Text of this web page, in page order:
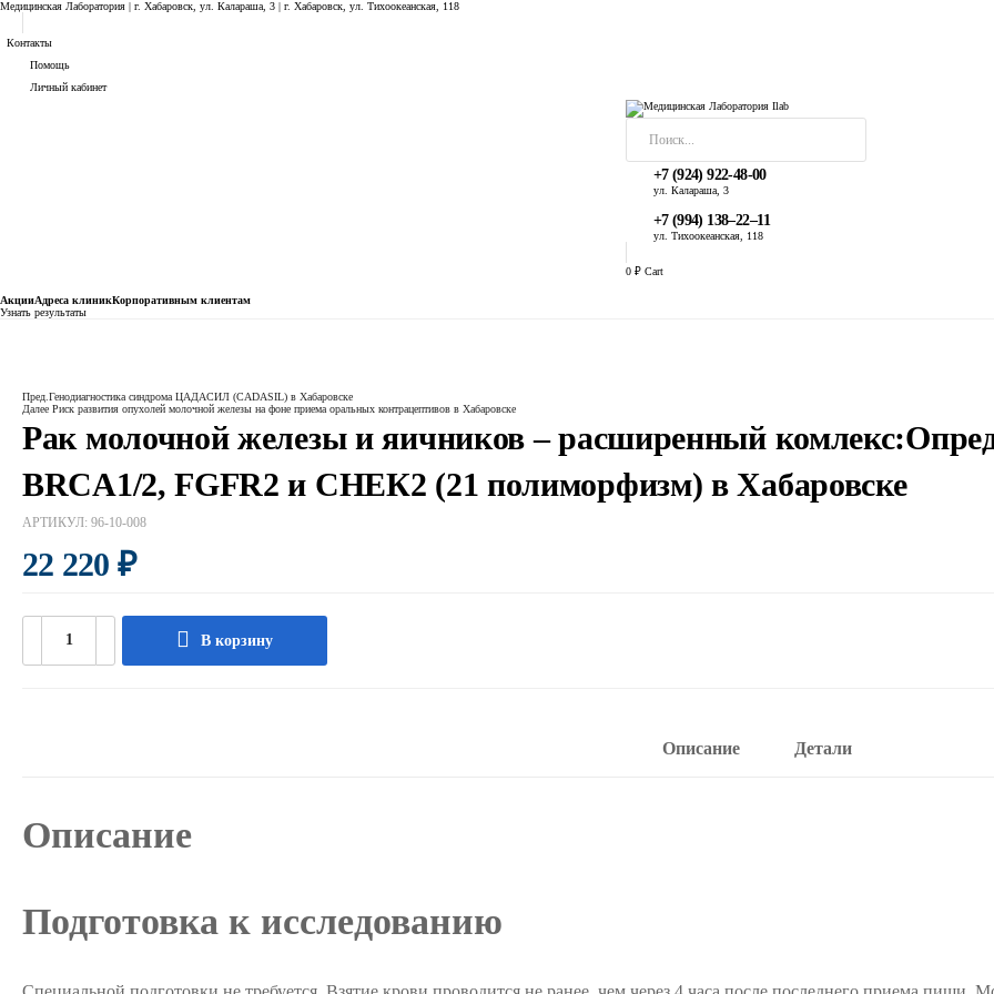
Медицинская Лаборатория | г. Хабаровск, ул. Калараша, 3 | г. Хабаровск, ул. ​Тихоокеанская, 118
Контакты
Помощь
Личный кабинет
+7 (924) 922-48-00
ул. ​Калараша, 3
+7 (994) 138‒22‒11
ул. ​Тихоокеанская, 118
0 ₽ Cart
АкцииАдреса клиникКoрпоративным клиентам
Узнать результаты
Пред. Генодиагностика синдрома ЦАДАСИЛ (CADASIL) в Хабаровске
Далее Риск развития опухолей молочной железы на фоне приема оральных контрацептивов в Хабаровске
Рак молочной железы и яичников – расширенный
BRCA1/2, FGFR2 и СНЕК2 (21 полиморфизм) в Хабаровске
АРТИКУЛ: 96-10-008
22 220 ₽
В корзину
Описание Детали
Описание
Подготовка к исследованию